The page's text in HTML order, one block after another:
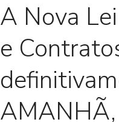
A Nova
e